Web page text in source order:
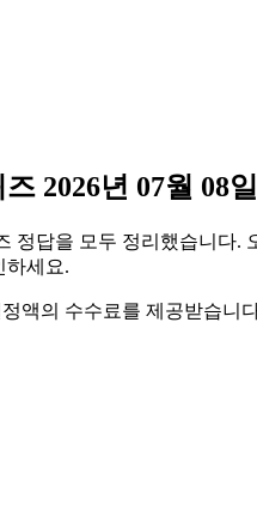
2026년 07월 08
정답을 모두 정리했습니다
하세요.
액의 수수료를 제공받습니